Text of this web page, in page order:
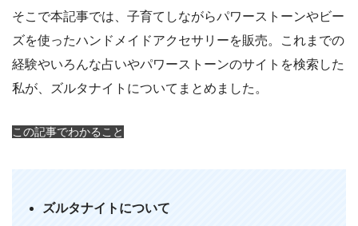
そこで本記事では、子育てしながらパワーストーンやビー
ズを使ったハンドメイドアクセサリーを販売。これまでの
経験やいろんな占いやパワーストーンのサイトを検索した
私が、ズルタナイトについてまとめました。
この記事でわかること
ズルタナイトについて